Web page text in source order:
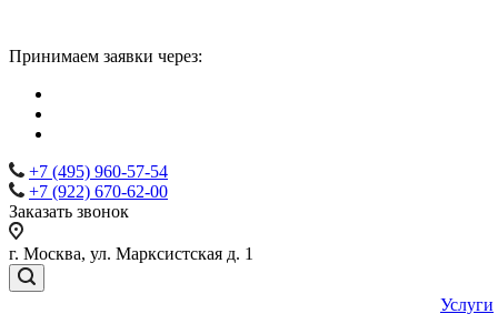
Принимаем заявки через:
+7 (495) 960-57-54
+7 (922) 670-62-00
Заказать звонок
г. Москва, ул. Марксистская д. 1
Услуги